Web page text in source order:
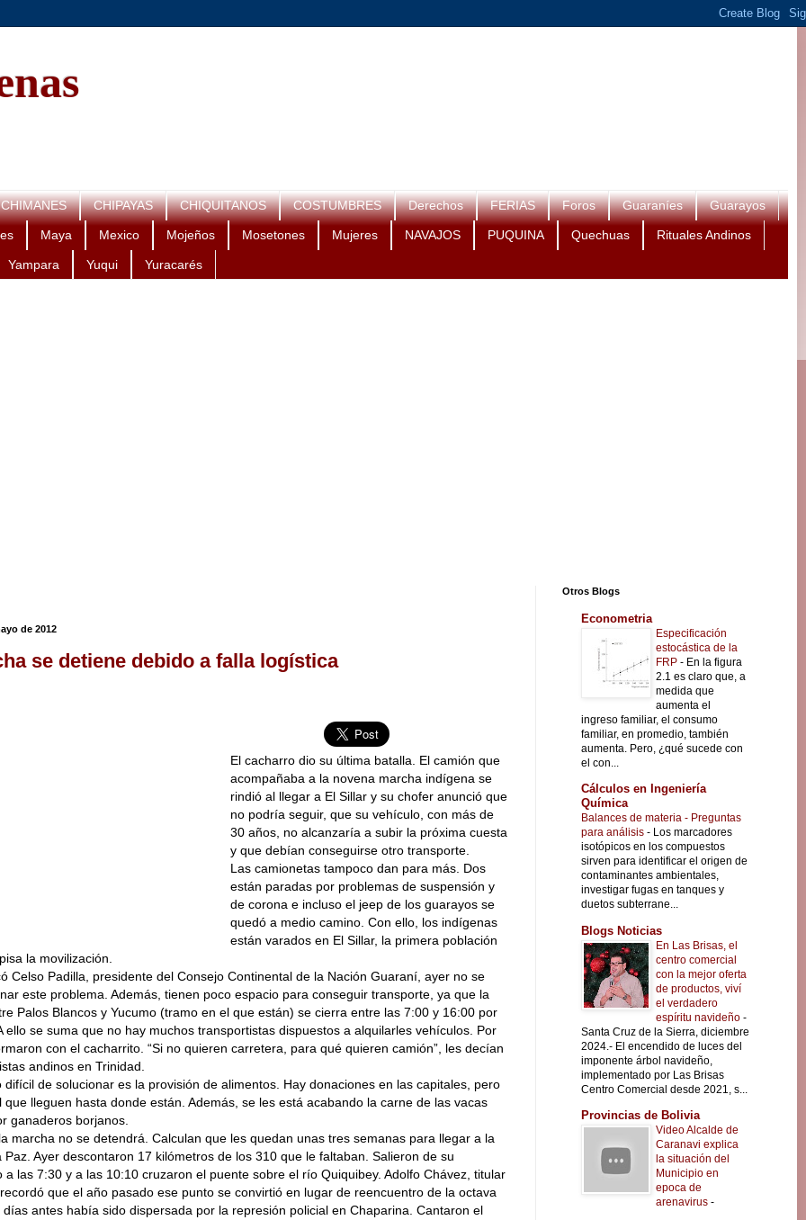
CHIMANES CHIPAYAS CHIQUITANOS COSTUMBRES Derechos FERIAS Foros Guaraníes Guarayos
Maya Mexico Mojeños Mosetones Mujeres NAVAJOS PUQUINA Quechuas Rituales Andinos
Yampara Yuqui Yuracarés
de 2012
se detiene debido a falla logística
El cacharro dio su última batalla. El camión que
acompañaba a la novena marcha indígena se
rindió al llegar a El Sillar y su chofer anunció que
no podría seguir, que su vehículo, con más de
30 años, no alcanzaría a subir la próxima cuesta
y que debían conseguirse otro transporte.
Las camionetas tampoco dan para más. Dos
están paradas por problemas de suspensión y
de corona e incluso el jeep de los guarayos se
quedó a medio camino. Con ello, los indígenas
están varados en El Sillar, la primera población
la movilización.
Celso Padilla, presidente del Consejo Continental de la Nación Guaraní, ayer no se
este problema. Además, tienen poco espacio para conseguir transporte, ya que la
Palos Blancos y Yucumo (tramo en el que están) se cierra entre las 7:00 y 16:00 por
ello se suma que no hay muchos transportistas dispuestos a alquilarles vehículos. Por
con el cacharrito. “Si no quieren carretera, para qué quieren camión”, les decían
andinos en Trinidad.
difícil de solucionar es la provisión de alimentos. Hay donaciones en las capitales, pero
que lleguen hasta donde están. Además, se les está acabando la carne de las vacas
ganaderos borjanos.
marcha no se detendrá. Calculan que les quedan unas tres semanas para llegar a la
Paz. Ayer descontaron 17 kilómetros de los 310 que le faltaban. Salieron de su
a las 7:30 y a las 10:10 cruzaron el puente sobre el río Quiquibey. Adolfo Chávez, titular
que el año pasado ese punto se convirtió en lugar de reencuentro de la octava
días antes había sido dispersada por la represión policial en Chaparina. Cantaron el
Otros Blogs
Econometria
Especificación
estocástica de la
FRP - En la figura
2.1 es claro que, a
medida que
aumenta el
ingreso familiar, el consumo
familiar, en promedio, también
aumenta. Pero, ¿qué sucede con
el con...
Cálculos en Ingeniería
Química
Balances de materia - Preguntas
para análisis - Los marcadores
isotópicos en los compuestos
sirven para identificar el origen de
contaminantes ambientales,
investigar fugas en tanques y
duetos subterrane...
Blogs Noticias
En Las Brisas, el
centro comercial
con la mejor oferta
de productos, viví
el verdadero
espíritu navideño -
Santa Cruz de la Sierra, diciembre
2024.- El encendido de luces del
imponente árbol navideño,
implementado por Las Brisas
Centro Comercial desde 2021, s...
Provincias de Bolivia
Video Alcalde de
Caranavi explica
la situación del
Municipio en
epoca de
arenavirus -